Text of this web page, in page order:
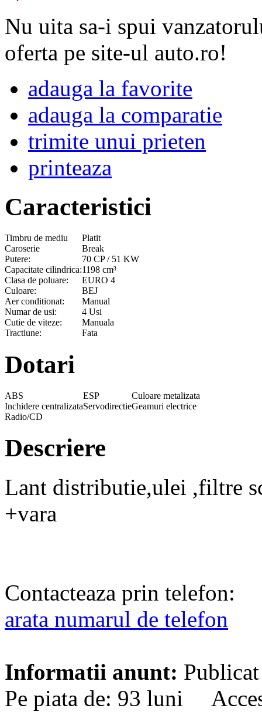
Nu uita sa-i spui
oferta pe site-ul auto.ro!
adauga la favorite
adauga la comparatie
trimite unui prieten
printeaza
Caracteristici
Timbru de mediu
Platit
Caroserie
Break
Putere:
70 CP / 51 KW
Capacitate cilindrica:1198 cm³
Clasa de poluare:
EURO 4
Culoare:
BEJ
Aer conditionat:
Manual
Numar de usi:
4 Usi
Cutie de viteze:
Manuala
Tractiune:
Fata
Dotari
ABS ESP
Culoare metalizata
Inchidere centralizataServodirectieGeamuri electrice
Radio/CD
Descriere
Lant distributie,ulei ,filtre
+vara
Contacteaza prin telefon:
arata numarul de telefon
Informatii anunt:
Pe piata de: 93 luni